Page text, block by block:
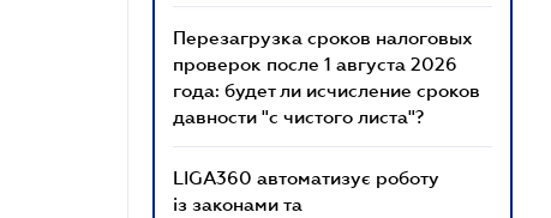
Перезагрузка сроков налоговых
проверок после 1 августа 2026
года: будет ли исчисление сроков
давности "с чистого листа"?
LIGA360 автоматизує роботу
із законами та